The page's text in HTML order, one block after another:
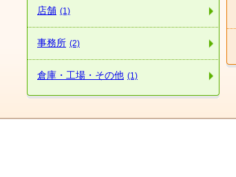
店舗 (1)
事務所 (2)
倉庫・工場・その他 (1)